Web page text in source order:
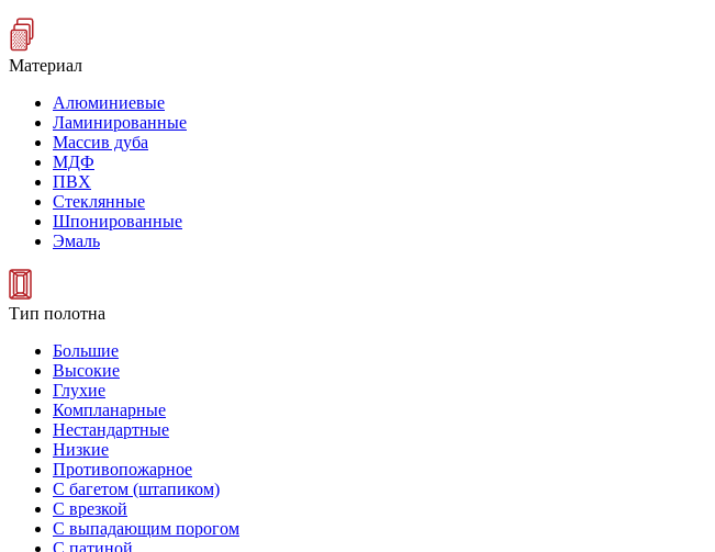
Материал
Алюминиевые
Ламинированные
Массив дуба
МДФ
ПВХ
Стеклянные
Шпонированные
Эмаль
Тип полотна
Большие
Высокие
Глухие
Компланарные
Нестандартные
Низкие
Противопожарное
С багетом (штапиком)
С врезкой
С выпадающим порогом
С патиной